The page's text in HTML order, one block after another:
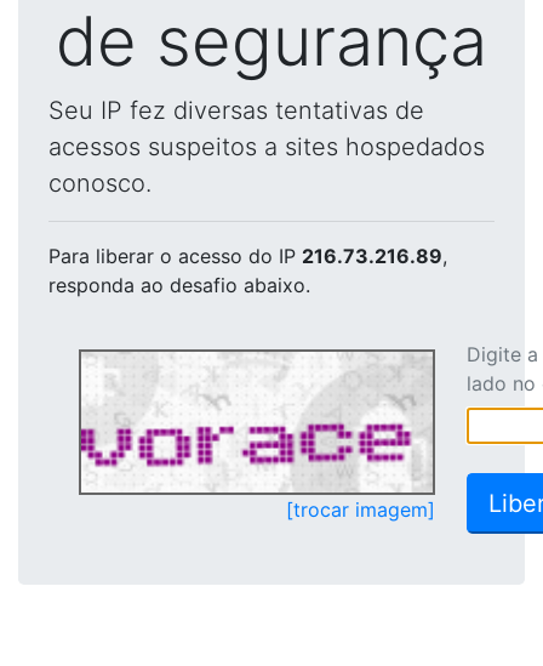
de segurança
Seu IP fez diversas tentativas de
acessos suspeitos a sites hospedados
conosco.
Para liberar o acesso do IP 216.73.216.89,
responda ao desafio abaixo.
[trocar imagem]
Digite
lado no